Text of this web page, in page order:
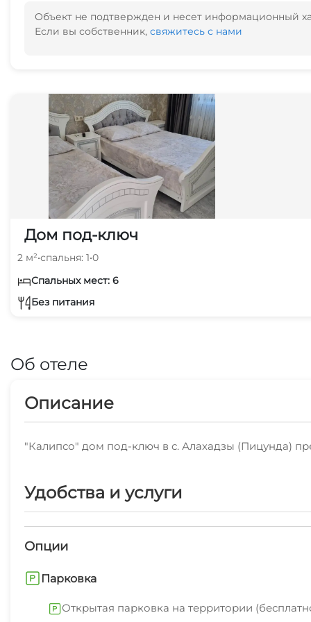
Объект не подтвержден и несет информационный
Если вы собственник, свяжитесь с нами
Дом под-ключ
2 м²•спальня: 1•0
Спальных мест: 6
Без питания
Об отеле
Описание
"Калипсо" дом под-ключ в с. Алахадзы (Пицунда)
Удобства и услуги
Опции
Парковка
Открытая парковка на территории